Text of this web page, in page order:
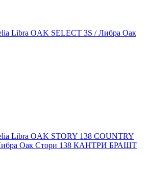
Libra OAK SELECT 3S / Либра Оак
Libra OAK STORY 138 COUNTRY
Оак Стори 138 КАНТРИ БРАШТ